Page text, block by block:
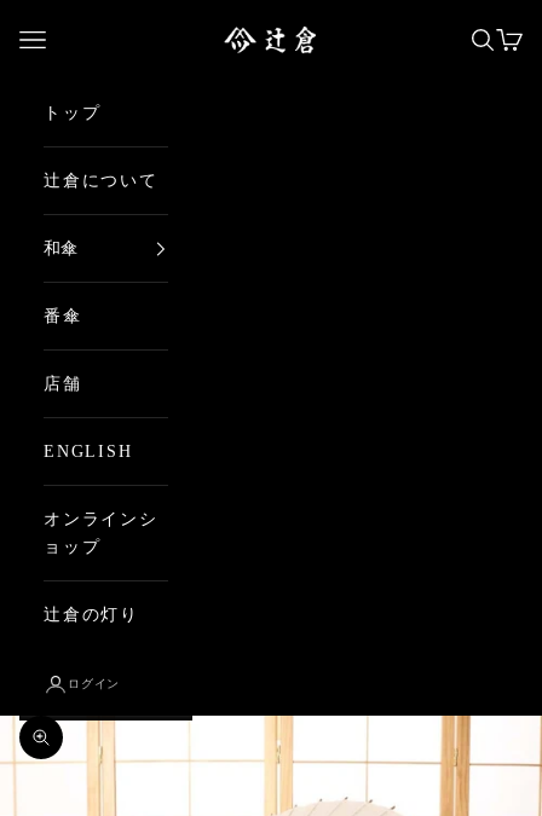
日本最古の京都和傘屋 辻倉
メニューを開く 検索を
カー
トップ
辻倉について
和傘
番傘
店舗
ENGLISH
オンラインシ
ョップ
辻倉の灯り
ログイン
ズームイン